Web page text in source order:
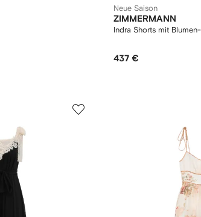
Neue Saison
ZIMMERMANN
Indra Shorts mit
437 €